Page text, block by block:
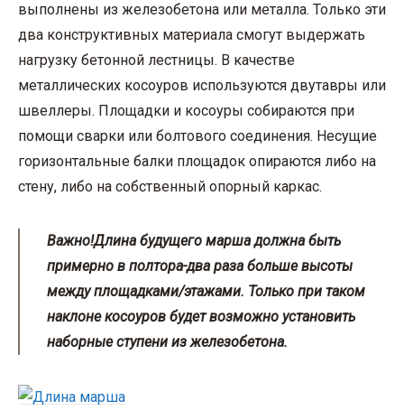
выполнены из железобетона или металла. Только эти
два конструктивных материала смогут выдержать
нагрузку бетонной лестницы. В качестве
металлических косоуров используются двутавры или
швеллеры. Площадки и косоуры собираются при
помощи сварки или болтового соединения. Несущие
горизонтальные балки площадок опираются либо на
стену, либо на собственный опорный каркас.
Важно!Длина будущего марша должна быть
примерно в полтора-два раза больше высоты
между площадками/этажами. Только при таком
наклоне косоуров будет возможно установить
наборные ступени из железобетона.